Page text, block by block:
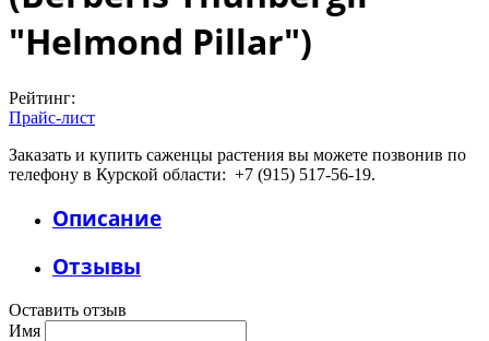
"Helmond Pillar")
Рейтинг:
Прайс-лист
Заказать и купить саженцы растения вы можете позвонив по
телефону в Курской области: +7 (915) 517-56-19.
Описание
Отзывы
Оставить отзыв
Имя